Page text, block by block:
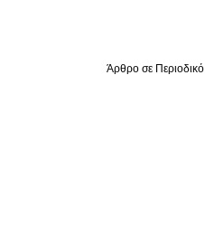
Άρθρο σε Περιοδικό